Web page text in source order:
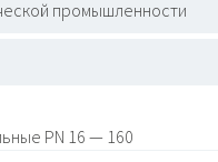
промышленности
PN 16 — 160